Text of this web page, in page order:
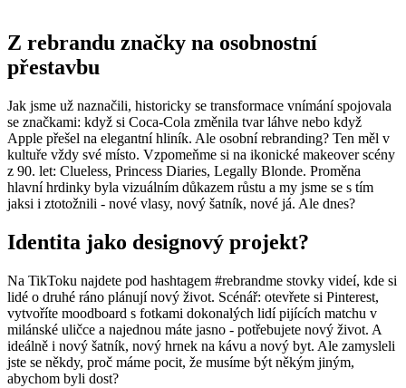
Z rebrandu značky na osobnostní
přestavbu
Jak jsme už naznačili, historicky se transformace vnímání spojovala
se značkami: když si Coca-Cola změnila tvar láhve nebo když
Apple přešel na elegantní hliník. Ale osobní rebranding? Ten měl v
kultuře vždy své místo. Vzpomeňme si na ikonické makeover scény
z 90. let: Clueless, Princess Diaries, Legally Blonde. Proměna
hlavní hrdinky byla vizuálním důkazem růstu a my jsme se s tím
jaksi i ztotožnili - nové vlasy, nový šatník, nové já. Ale dnes?
Identita jako designový projekt?
Na TikToku najdete pod hashtagem #rebrandme stovky videí, kde si
lidé o druhé ráno plánují nový život. Scénář: otevřete si Pinterest,
vytvoříte moodboard s fotkami dokonalých lidí pijících matchu v
milánské uličce a najednou máte jasno - potřebujete nový život. A
ideálně i nový šatník, nový hrnek na kávu a nový byt. Ale zamysleli
jste se někdy, proč máme pocit, že musíme být někým jiným,
abychom byli dost?